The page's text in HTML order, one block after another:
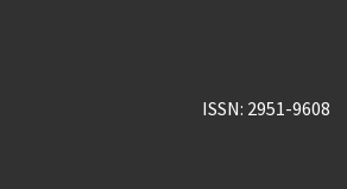
ISSN: 2951-9608